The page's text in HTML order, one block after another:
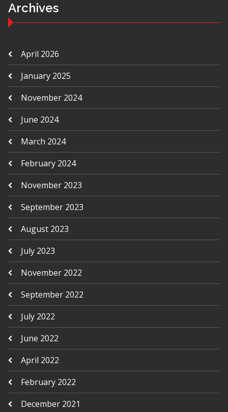
Archives
April 2026
January 2025
November 2024
June 2024
March 2024
February 2024
November 2023
September 2023
August 2023
July 2023
November 2022
September 2022
July 2022
June 2022
April 2022
February 2022
December 2021